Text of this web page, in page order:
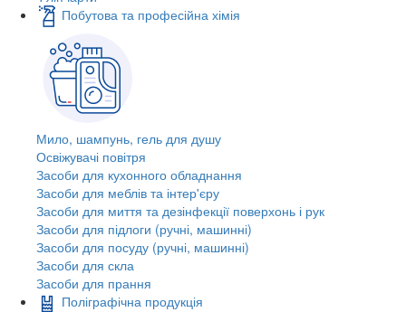
Побутова та професійна хімія
Мило, шампунь, гель для душу
Освіжувачі повітря
Засоби для кухонного обладнання
Засоби для меблів та інтер'єру
Засоби для миття та дезінфекції поверхонь і рук
Засоби для підлоги (ручні, машинні)
Засоби для посуду (ручні, машинні)
Засоби для скла
Засоби для прання
Поліграфічна продукція